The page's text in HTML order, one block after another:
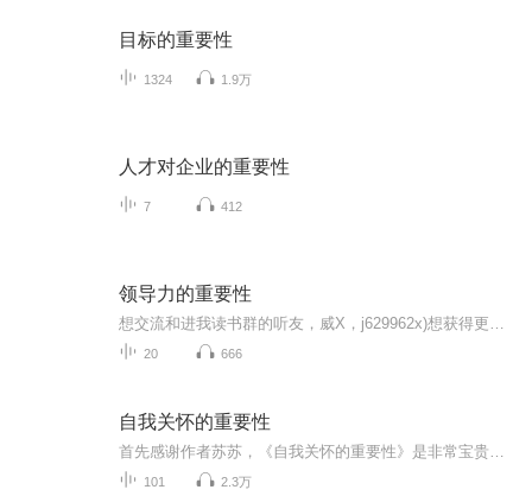
目标的重要性
1324 1.9万
人才对企业的重要性
7 412
领导力的重要性
20 666
自我关怀的重要性
101 2.3万